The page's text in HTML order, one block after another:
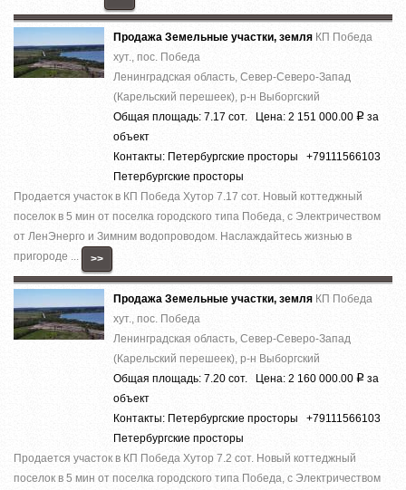
Продажа Земельные участки, земля КП Победа
хут., пос. Победа
Ленинградская область, Север-Северо-Запад
(Карельский перешеек), р-н Выборгский
Общая площадь: 7.17 сот. Цена: 2 151 000.00 Р за
объект
Контакты: Петербургские просторы +79111566103
Петербургские просторы
Продается участок в КП Победа Хутор 7.17 сот. Новый коттеджный
поселок в 5 мин от поселка городского типа Победа, с Электричеством
от ЛенЭнерго и Зимним водопроводом. Наслаждайтесь жизнью в
пригороде ...
>>
Продажа Земельные участки, земля КП Победа
хут., пос. Победа
Ленинградская область, Север-Северо-Запад
(Карельский перешеек), р-н Выборгский
Общая площадь: 7.20 сот. Цена: 2 160 000.00 Р за
объект
Контакты: Петербургские просторы +79111566103
Петербургские просторы
Продается участок в КП Победа Хутор 7.2 сот. Новый коттеджный
поселок в 5 мин от поселка городского типа Победа, с Электричеством